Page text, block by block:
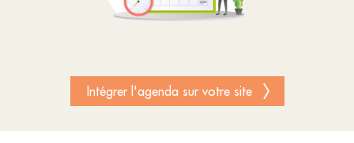
Intégrer l'agenda sur votre site